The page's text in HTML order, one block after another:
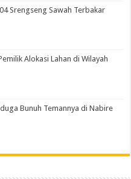
Srengseng Sawah Terbakar
Alokasi Lahan di Wilayah
Bunuh Temannya di Nabire